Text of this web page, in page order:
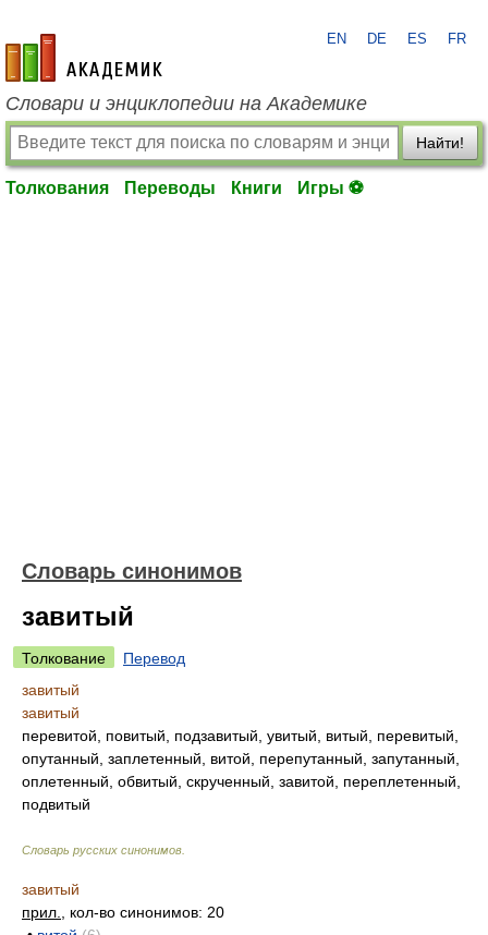
academic.ru
EN DE ES FR
Словари и энциклопедии на Академике
Найти!
Толкования Переводы Книги Игры ⚽
Словарь синонимов
завитый
Толкование
Перевод
завитый
завитый
перевитой, повитый, подзавитый, увитый, витый, перевитый,
опутанный, заплетенный, витой, перепутанный, запутанный,
оплетенный, обвитый, скрученный, завитой, переплетенный,
подвитый
Словарь русских синонимов
завитый
прил.
, кол-во синонимов: 20